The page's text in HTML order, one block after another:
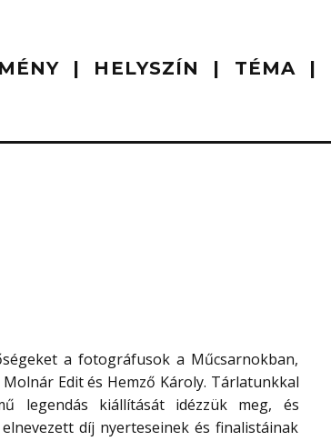
HELYSZÍN TÉMA
a fotográfusok a Műcsarnokban,
Edit és Hemző Károly. Tárlatunkkal
legendás kiállítását idézzük meg, és
díj nyerteseinek és finalistáinak